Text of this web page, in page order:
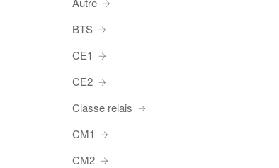
BTS
CE1
CE2
Classe relais
CM1
CM2